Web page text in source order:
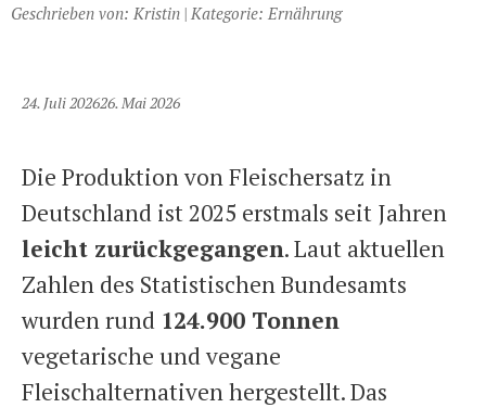
Geschrieben von: Kristin | Kategorie: Ernährung
24. Juli 202626. Mai 2026
Die Produktion von Fleischersatz in
Deutschland ist 2025 erstmals seit Jahren
leicht zurückgegangen. Laut aktuellen
Zahlen des Statistischen Bundesamts
wurden rund 124.900 Tonnen
vegetarische und vegane
Fleischalternativen hergestellt. Das